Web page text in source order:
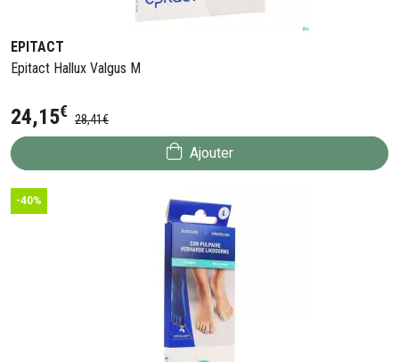
EPITACT
Epitact Hallux Valgus M
24,15€ 28,41€
Ajouter
-40%